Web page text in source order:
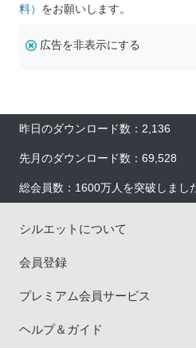
料） をお願いします。
広告を非表示にする
昨日のダウンロード数：2,136
先月のダウンロード数：69,528
総会員数：1600万人を突破しまし
シルエットについて
会員登録
プレミアム会員サービス
ヘルプ＆ガイド